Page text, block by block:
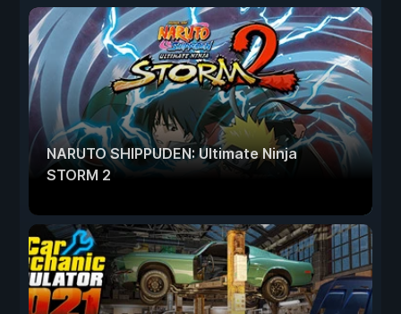
NARUTO SHIPPUDEN: Ultimate Ninja
STORM 2